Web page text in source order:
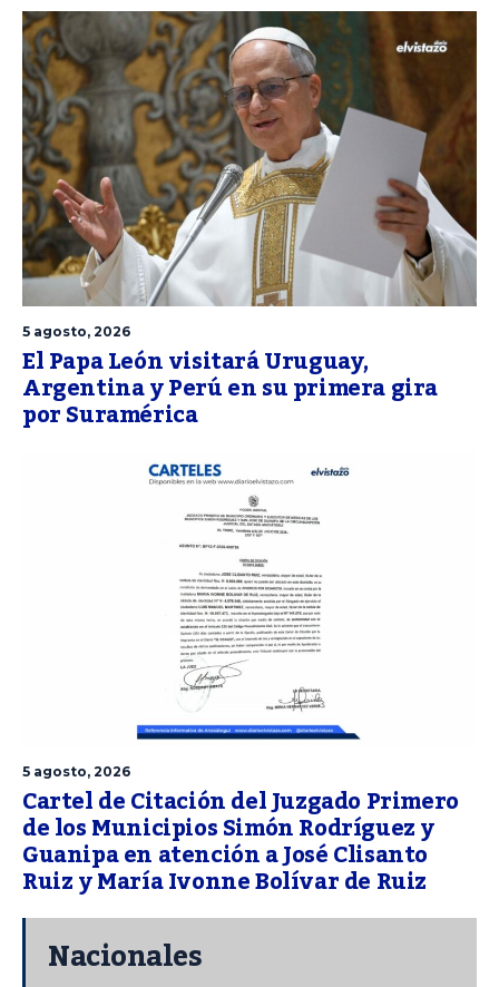
5 agosto, 2026
El Papa León visitará Uruguay,
Argentina y Perú en su primera gira
por Suramérica
5 agosto, 2026
Cartel de Citación del Juzgado Primero
de los Municipios Simón Rodríguez y
Guanipa en atención a José Clisanto
Ruiz y María Ivonne Bolívar de Ruiz
Nacionales